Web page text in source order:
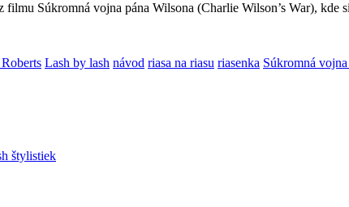
filmu Súkromná vojna pána Wilsona (Charlie Wilson’s War), kde
Lash by lash návod riasa na riasu riasenka Súkromná
štylistiek